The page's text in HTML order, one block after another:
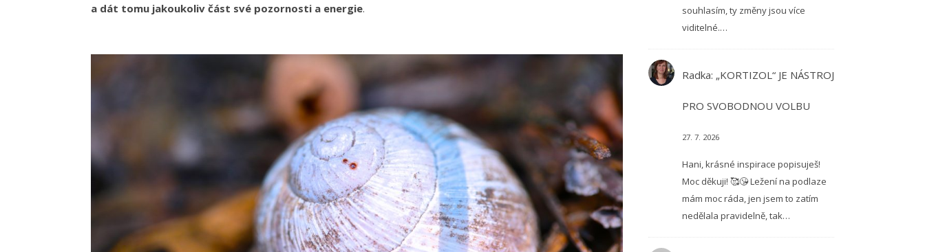
a dát tomu jakoukoliv část své pozornosti a energie.
souhlasím, ty změny jsou více
viditelné.…
Radka: „KORTIZOL“ JE NÁSTROJ
PRO SVOBODNOU VOLBU
27. 7. 2026
Hani, krásné inspirace popisuješ!
Moc děkuji! 🥰😘 Ležení na podlaze
mám moc ráda, jen jsem to zatím
nedělala pravidelně, tak…